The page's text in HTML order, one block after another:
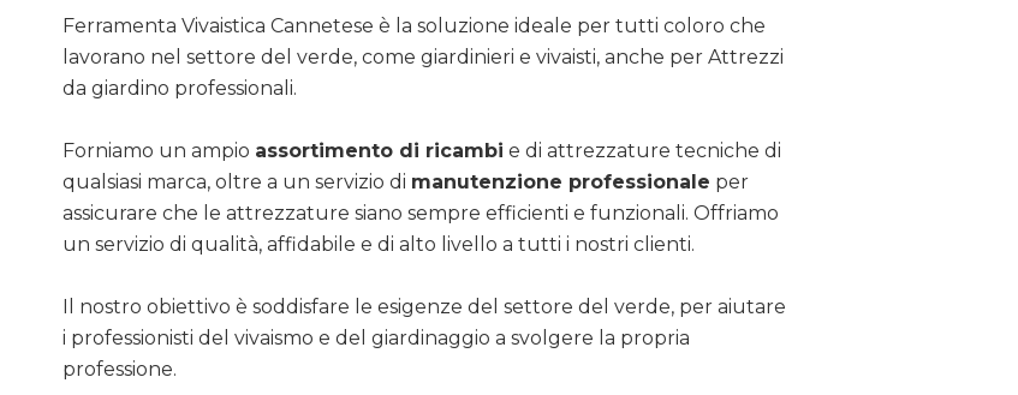
Ferramenta Vivaistica Cannetese è la soluzione ideale per tutti coloro che
lavorano nel settore del verde, come giardinieri e vivaisti, anche per Attrezzi
da giardino professionali.
Forniamo un ampio assortimento di ricambi e di attrezzature tecniche di
qualsiasi marca, oltre a un servizio di manutenzione professionale per
assicurare che le attrezzature siano sempre efficienti e funzionali. Offriamo
un servizio di qualità, affidabile e di alto livello a tutti i nostri clienti.
Il nostro obiettivo è soddisfare le esigenze del settore del verde, per aiutare
i professionisti del vivaismo e del giardinaggio a svolgere la propria
professione.